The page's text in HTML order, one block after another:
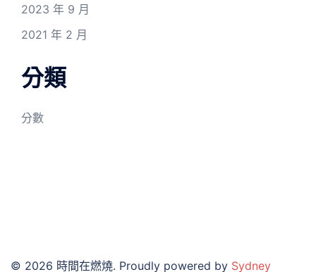
2023 年 9 月
2021 年 2 月
分類
分數
© 2026 時間在燃燒. Proudly powered by Sydney